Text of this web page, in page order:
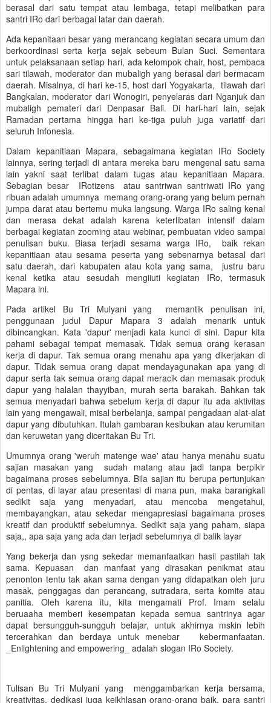
berasal dari satu tempat atau lembaga, tetapi melibatkan para
santri IRo dari berbagai latar dan daerah.
Ada kepanitaan besar yang merancang kegiatan secara umum dan
berkoordinasi serta kerja sejak sebeum Bulan Suci. Sementara
untuk pelaksanaan setiap hari, ada kelompok chair, host, pembaca
sari tilawah, moderator dan mubaligh yang berasal dari bermacam
daerah. Misalnya, di hari ke-15, host dari Yogyakarta, tilawah dari
Bangkalan, moderator dari Wonogiri, penyelaras dari Nganjuk dan
mubaligh pemateri dari Denpasar Bali. Di hari-hari lain, sejak
Ramadan pertama hingga hari ke-tiga puluh juga variatif dari
seluruh Infonesia.
Dalam kepanitiaan Mapara, sebagaimana kegiatan IRo Society
lainnya, sering terjadi di antara mereka baru mengenal satu sama
lain yakni saat terlibat dalam tugas atau kepanitiaan Mapara.
Sebagian besar IRotizens atau santriwan santriwati IRo yang
ribuan adalah umumnya memang orang-orang yang belum pernah
jumpa darat atau bertemu muka langsung. Warga IRo saling kenal
dan merasa dekat adalah karena keterlibatan intensif dalam
berbagai kegiatan zooming atau webinar, pembuatan video sampai
penulisan buku. Biasa terjadi sesama warga IRo, baik rekan
kepanitiaan atau sesama peserta yang sebenarnya betasal dari
satu daerah, dari kabupaten atau kota yang sama, justru baru
kenal ketika atau sesudah mengiiuti kegiatan IRo, termasuk
Mapara ini.
Pada artikel Bu Tri Mulyani yang memantik penulisan ini,
penggunaan judul Dapur Mapara 3 adalah menarik untuk
dibincangkan. Kata 'dapur' menjadi kata kunci di sini. Dapur kita
pahami sebagai tempat memasak. Tidak semua orang kerasan
kerja di dapur. Tak semua orang menahu apa yang dikerjakan di
dapur. Tidak semua orang dapat mendayagunakan apa yang di
dapur serta tak semua orang dapat meracik dan memasak produk
dapur yang halalan thayyiban, murah serta barakah. Bahkan tak
semua menyadari bahwa sebelum kerja di dapur itu ada aktivitas
lain yang mengawali, misal berbelanja, sampai pengadaan alat-alat
dapur yang dibutuhkan. Itulah gambaran kesibukan atau kerumitan
dan keruwetan yang diceritakan Bu Tri.
Umumnya orang 'weruh matenge wae' atau hanya menahu suatu
sajian masakan yang sudah matang atau jadi tanpa berpikir
bagaimana proses sebelumnya. Bila sajian itu berupa pertunjukan
di pentas, di layar atau presentasi di mana pun, maka barangkali
sedikit saja yang menyadari, atau mencoba mengetahui,
membayangkan, atau sekedar mengapresiasi bagaimana proses
kreatif dan produktif sebelumnya. Sedikit saja yang paham, siapa
saja,, apa saja yang ada dan terjadi sebelumnya di balik layar
Yang bekerja dan ysng sekedar memanfaatkan hasil pastilah tak
sama. Kepuasan dan manfaat yang dirasakan penikmat atau
penonton tentu tak akan sama dengan yang didapatkan oleh juru
masak, penggagas dan perancang, sutradara, serta komite atau
panitia. Oleh karena itu, kita mengamati Prof. Imam selalu
beruaaha memberi kesempatan kepada semua santrinya agar
dapat bersungguh-sungguh belajar, untuk akhirnya mskin lebih
tercerahkan dan berdaya untuk menebar kebermanfaatan.
_Enlightening and empowering_ adalah slogan IRo Society.
Tulisan Bu Tri Mulyani yang menggambarkan kerja bersama,
kreativitas, dedikasi juga keikhlasan orang-orang baik, para santri